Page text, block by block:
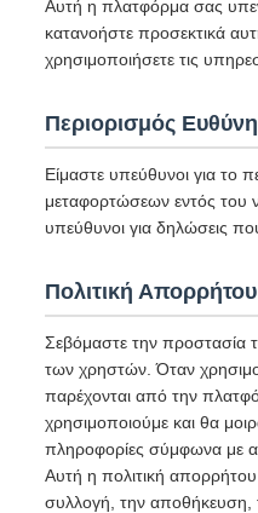
Αυτή η πλατφόρμα σας
κατανοήστε προσεκτικά
χρησιμοποιήσετε τις
Περιορισμός
Είμαστε υπεύθυνοι για το
μεταφορτώσεων εντός του
υπεύθυνοι για δηλώσεις
Πολιτική Απορρήτου
Σεβόμαστε την
των χρηστών. Όταν
παρέχονται από την
χρησιμοποιούμε και θα
πληροφορίες σύμφωνα με
Αυτή η πολιτική απορρήτου
συλλογή, την αποθήκευση,